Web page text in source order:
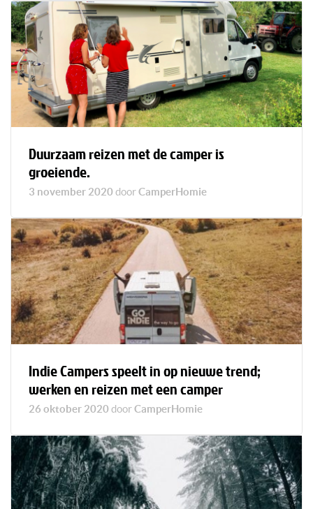
Duurzaam reizen met de camper is
groeiende.
3 november 2020 doorCamperHomie
Indie Campers speelt in op nieuwe trend;
werken en reizen met een camper
26 oktober 2020 doorCamperHomie